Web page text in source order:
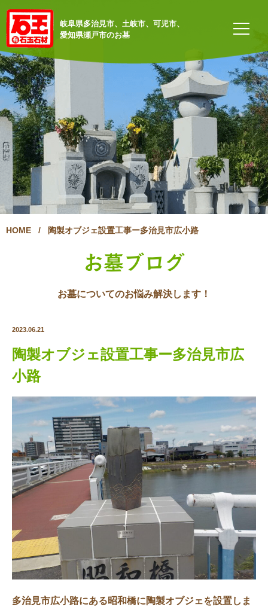
岐阜県多治見市、土岐市、可児市、
愛知県瀬戸市のお墓
HOME / 陶製オブジェ設置工事ー多治見市広小路
お墓ブログ
お墓についてのお悩み解決します！
2023.06.21
陶製オブジェ設置工事ー多治見市広
小路
多治見市広小路にある昭和橋に陶製オブジェを設置しま